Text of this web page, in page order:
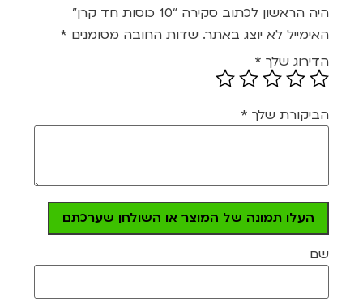
היה הראשון לכתוב סקירה “10 כוסות חד קרן”
האימייל לא יוצג באתר. שדות החובה מסומנים *
הדירוג שלך *
הביקורת שלך *
העלו תמונה של המוצר או השולחן שערכתם
שם